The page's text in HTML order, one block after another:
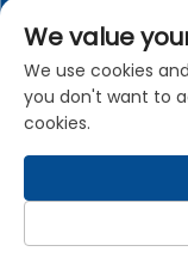
Telif Hakkı ©
We value
We use cookies
you don't want to
cookies.